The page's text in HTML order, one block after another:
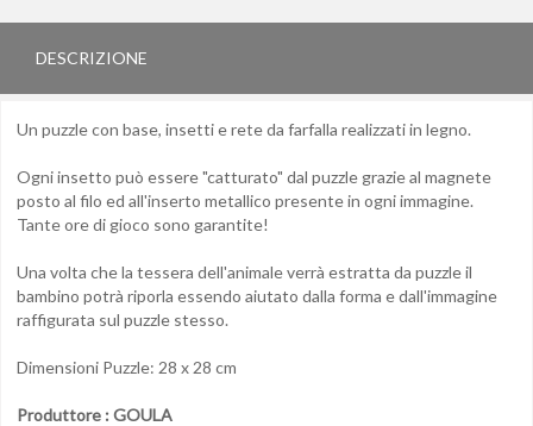
DESCRIZIONE
Un puzzle con base, insetti e rete da farfalla realizzati in legno.
Ogni insetto può essere "catturato" dal puzzle grazie al magnete
posto al filo ed all'inserto metallico presente in ogni immagine.
Tante ore di gioco sono garantite!
Una volta che la tessera dell'animale verrà estratta da puzzle il
bambino potrà riporla essendo aiutato dalla forma e dall'immagine
raffigurata sul puzzle stesso.
Dimensioni Puzzle: 28 x 28 cm
Produttore : GOULA